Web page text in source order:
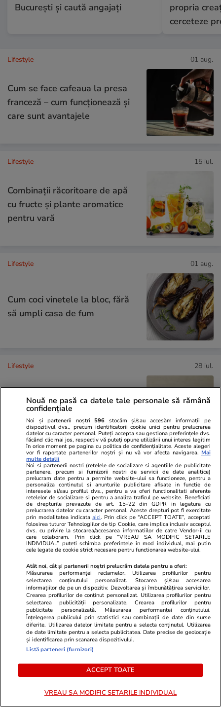
București și caută angajați
propria
cerceteze
Lifestyle 01 aug.
Cum se face cafeaua la presa
franceză – cum funcționează și
care sunt avantajele
Lifestyle 15 iul.
Combinaţii răcoritoare de apă
cu fructe şi plante aromatice
pentru vară
Lifestyle 01 aug.
Cum coci vinetele la bloc, fără
să umpli casa de fum
Lifestyle 28 iul.
Câte calorii are pepenele roșu –
beneficii și contraindicații
Știri România 10:58
Pompierii români au luptat
toată noaptea cu incendiile din
Grecia: misiune critică în Attica
pentru salvarea caselor și
animalelor din calea flăcărilor
Știri România 10:32
Alertă în județul Tulcea: o țintă
aeriană a fost detectată în
apropierea frontierei cu Ucraina
Ce se întâmplă cu buletinele
Nouă ne pasă ca datele tale personale să rămână
confidențiale
Noi și partenerii noștri 596 stocăm și/sau accesăm informații pe
dispozitivul dvs., precum identificatorii cookie unici pentru prelucrarea
datelor cu caracter personal. Puteți accepta sau gestiona preferințele dvs.
făcând clic mai jos, respectiv vă puteți opune utilizării unui interes legitim
în orice moment pe pagina cu politica de confidențialitate. Aceste alegeri
vor fi raportate partenerilor noștri și nu vă vor afecta navigarea. Mai
multe detalii
Noi si partenerii nostri (retelele de socializare si agentiile de publicitate
partenere, precum si furnizorii nostri de servicii de date analitice)
prelucram date pentru a permite website-ului sa functioneze, pentru a
personaliza continutul si anunturile publicitare afisate in functie de
interesele si/sau profilul dvs., pentru a va oferi functionalitati aferente
retelelor de socializare si pentru a analiza traficul pe website. Beneficiati
de drepturile prevazute de art. 15-22 din GDPR in legatura cu
prelucrarea datelor cu caracter personal. Aceste drepturi pot fi exercitate
prin modalitatea indicataaici. Prin click pe “ACCEPT TOATE”, acceptati
folosirea tuturor Tehnologiilor de tip Cookie, care implica inclusiv acceptul
dvs. cu privire la stocarea/accesarea informatiilor de catre Vendor-ii cu
care colaboram. Prin click pe “VREAU SA MODIFIC SETARILE
INDIVIDUAL” puteti schimba preferintele in mod individual, mai putin
cele legate de cookie strict necesare pentru functionarea website-ului.
Atât noi, cât și partenerii noștri prelucrăm datele pentru a oferi:
Măsurarea performanței reclamelor. Utilizarea profilurilor pentru
selectarea conținutului personalizat. Stocarea și/sau accesarea
informațiilor de pe un dispozitiv. Dezvoltarea și îmbunătățirea serviciilor.
Crearea profilurilor de conținut personalizat. Utilizarea profilurilor pentru
selectarea publicității personalizate. Crearea profilurilor pentru
publicitate personalizată. Măsurarea performanței conținutului.
Înțelegerea publicului prin statistici sau combinații de date din surse
diferite. Utilizarea datelor limitate pentru a selecta conținutul. Utilizarea
de date limitate pentru a selecta publicitatea. Date precise de geolocație
și identificarea prin scanarea dispozitivului.
Listă parteneri (furnizori)
ACCEPT TOATE
VREAU SA MODIFIC SETARILE INDIVIDUAL